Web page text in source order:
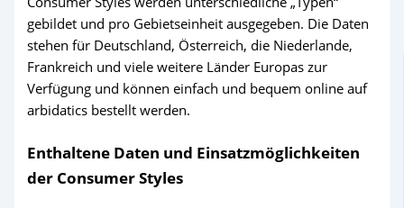
gebildet und pro Gebietseinheit ausgegeben. Die Daten
stehen für Deutschland, Österreich, die Niederlande,
Frankreich und viele weitere Länder Europas zur
Verfügung und können einfach und bequem online auf
arbidatics bestellt werden.
Enthaltene Daten und Einsatzmöglichkeiten
der Consumer Styles